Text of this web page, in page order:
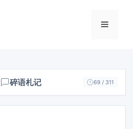
菜
碎语札记 69 / 311